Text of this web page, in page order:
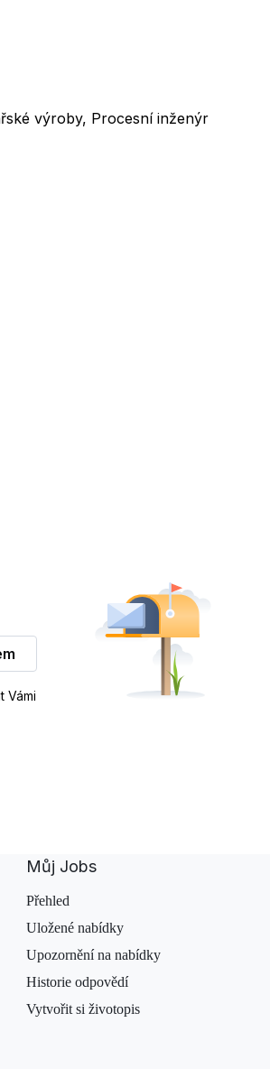
výroby, Procesní inženýr
Vámi
Můj Jobs
Přehled
Uložené nabídky
Upozornění na nabídky
Historie odpovědí
Vytvořit si životopis